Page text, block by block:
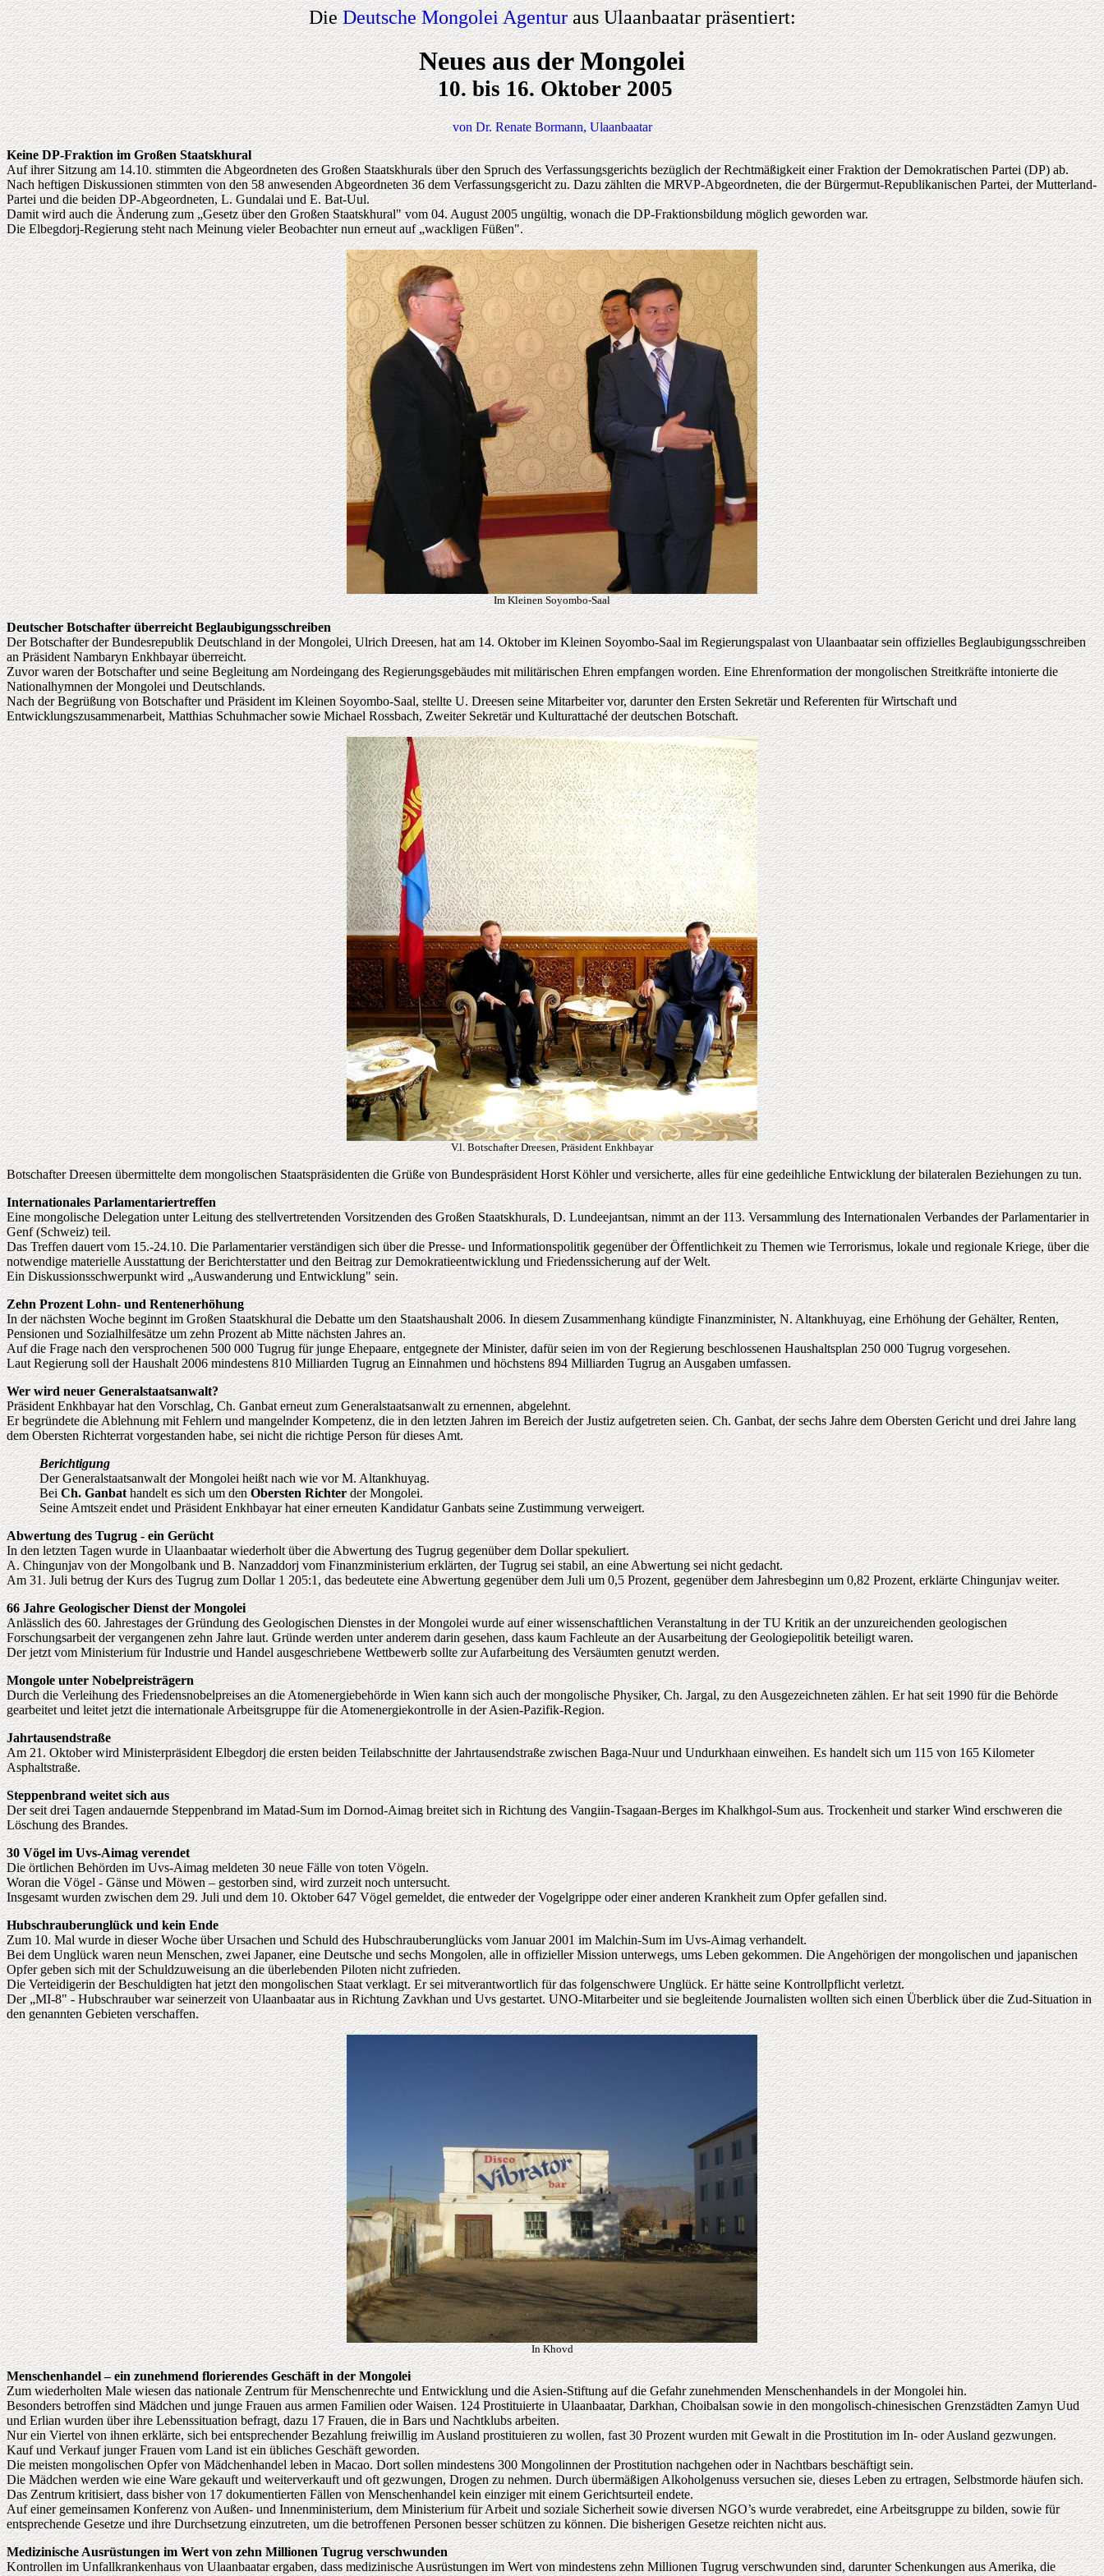
DieDeutsche Mongolei Agenturaus Ulaanbaatar präsentiert:
Neues aus der Mongolei
10. bis 16. Oktober 2005
von Dr. Renate Bormann, Ulaanbaatar
Keine DP-Fraktion im Großen Staatskhural
Auf ihrer Sitzung am 14.10. stimmten die Abgeordneten des Großen Staatskhurals über den Spruch des Verfassungsgerichts bezüglich der Rechtmäßigkeit einer Fraktion der Demokratischen Partei (DP) ab.
Nach heftigen Diskussionen stimmten von den 58 anwesenden Abgeordneten 36 dem Verfassungsgericht zu. Dazu zählten die MRVP-Abgeordneten, die der Bürgermut-Republikanischen Partei, der Mutterland-
Partei und die beiden DP-Abgeordneten, L. Gundalai und E. Bat-Uul.
Damit wird auch die Änderung zum „Gesetz über den Großen Staatskhural" vom 04. August 2005 ungültig, wonach die DP-Fraktionsbildung möglich geworden war.
Die Elbegdorj-Regierung steht nach Meinung vieler Beobachter nun erneut auf „wackligen Füßen".
Im Kleinen Soyombo-Saal
Deutscher Botschafter überreicht Beglaubigungsschreiben
Der Botschafter der Bundesrepublik Deutschland in der Mongolei, Ulrich Dreesen, hat am 14. Oktober im Kleinen Soyombo-Saal im Regierungspalast von Ulaanbaatar sein offizielles Beglaubigungsschreiben
an Präsident Nambaryn Enkhbayar überreicht.
Zuvor waren der Botschafter und seine Begleitung am Nordeingang des Regierungsgebäudes mit militärischen Ehren empfangen worden. Eine Ehrenformation der mongolischen Streitkräfte intonierte die
Nationalhymnen der Mongolei und Deutschlands.
Nach der Begrüßung von Botschafter und Präsident im Kleinen Soyombo-Saal, stellte U. Dreesen seine Mitarbeiter vor, darunter den Ersten Sekretär und Referenten für Wirtschaft und
Entwicklungszusammenarbeit, Matthias Schuhmacher sowie Michael Rossbach, Zweiter Sekretär und Kulturattaché der deutschen Botschaft.
V.l. Botschafter Dreesen, Präsident Enkhbayar
Botschafter Dreesen übermittelte dem mongolischen Staatspräsidenten die Grüße von Bundespräsident Horst Köhler und versicherte, alles für eine gedeihliche Entwicklung der bilateralen Beziehungen zu tun.
Internationales Parlamentariertreffen
Eine mongolische Delegation unter Leitung des stellvertretenden Vorsitzenden des Großen Staatskhurals, D. Lundeejantsan, nimmt an der 113. Versammlung des Internationalen Verbandes der Parlamentarier in
Genf (Schweiz) teil.
Das Treffen dauert vom 15.-24.10. Die Parlamentarier verständigen sich über die Presse- und Informationspolitik gegenüber der Öffentlichkeit zu Themen wie Terrorismus, lokale und regionale Kriege, über die
notwendige materielle Ausstattung der Berichterstatter und den Beitrag zur Demokratieentwicklung und Friedenssicherung auf der Welt.
Ein Diskussionsschwerpunkt wird „Auswanderung und Entwicklung" sein.
Zehn Prozent Lohn- und Rentenerhöhung
In der nächsten Woche beginnt im Großen Staatskhural die Debatte um den Staatshaushalt 2006. In diesem Zusammenhang kündigte Finanzminister, N. Altankhuyag, eine Erhöhung der Gehälter, Renten,
Pensionen und Sozialhilfesätze um zehn Prozent ab Mitte nächsten Jahres an.
Auf die Frage nach den versprochenen 500 000 Tugrug für junge Ehepaare, entgegnete der Minister, dafür seien im von der Regierung beschlossenen Haushaltsplan 250 000 Tugrug vorgesehen.
Laut Regierung soll der Haushalt 2006 mindestens 810 Milliarden Tugrug an Einnahmen und höchstens 894 Milliarden Tugrug an Ausgaben umfassen.
Wer wird neuer Generalstaatsanwalt?
Präsident Enkhbayar hat den Vorschlag, Ch. Ganbat erneut zum Generalstaatsanwalt zu ernennen, abgelehnt.
Er begründete die Ablehnung mit Fehlern und mangelnder Kompetenz, die in den letzten Jahren im Bereich der Justiz aufgetreten seien. Ch. Ganbat, der sechs Jahre dem Obersten Gericht und drei Jahre lang
dem Obersten Richterrat vorgestanden habe, sei nicht die richtige Person für dieses Amt.
Berichtigung
Der Generalstaatsanwalt der Mongolei heißt nach wie vor M. Altankhuyag.
BeiCh. Ganbathandelt es sich um denObersten Richterder Mongolei.
Seine Amtszeit endet und Präsident Enkhbayar hat einer erneuten Kandidatur Ganbats seine Zustimmung verweigert.
Abwertung des Tugrug - ein Gerücht
In den letzten Tagen wurde in Ulaanbaatar wiederholt über die Abwertung des Tugrug gegenüber dem Dollar spekuliert.
A. Chingunjav von der Mongolbank und B. Nanzaddorj vom Finanzministerium erklärten, der Tugrug sei stabil, an eine Abwertung sei nicht gedacht.
Am 31. Juli betrug der Kurs des Tugrug zum Dollar 1 205:1, das bedeutete eine Abwertung gegenüber dem Juli um 0,5 Prozent, gegenüber dem Jahresbeginn um 0,82 Prozent, erklärte Chingunjav weiter.
66 Jahre Geologischer Dienst der Mongolei
Anlässlich des 60. Jahrestages der Gründung des Geologischen Dienstes in der Mongolei wurde auf einer wissenschaftlichen Veranstaltung in der TU Kritik an der unzureichenden geologischen
Forschungsarbeit der vergangenen zehn Jahre laut. Gründe werden unter anderem darin gesehen, dass kaum Fachleute an der Ausarbeitung der Geologiepolitik beteiligt waren.
Der jetzt vom Ministerium für Industrie und Handel ausgeschriebene Wettbewerb sollte zur Aufarbeitung des Versäumten genutzt werden.
Mongole unter Nobelpreisträgern
Durch die Verleihung des Friedensnobelpreises an die Atomenergiebehörde in Wien kann sich auch der mongolische Physiker, Ch. Jargal, zu den Ausgezeichneten zählen. Er hat seit 1990 für die Behörde
gearbeitet und leitet jetzt die internationale Arbeitsgruppe für die Atomenergiekontrolle in der Asien-Pazifik-Region.
Jahrtausendstraße
Am 21. Oktober wird Ministerpräsident Elbegdorj die ersten beiden Teilabschnitte der Jahrtausendstraße zwischen Baga-Nuur und Undurkhaan einweihen. Es handelt sich um 115 von 165 Kilometer
Asphaltstraße.
Steppenbrand weitet sich aus
Der seit drei Tagen andauernde Steppenbrand im Matad-Sum im Dornod-Aimag breitet sich in Richtung des Vangiin-Tsagaan-Berges im Khalkhgol-Sum aus. Trockenheit und starker Wind erschweren die
Löschung des Brandes.
30 Vögel im Uvs-Aimag verendet
Die örtlichen Behörden im Uvs-Aimag meldeten 30 neue Fälle von toten Vögeln.
Woran die Vögel - Gänse und Möwen – gestorben sind, wird zurzeit noch untersucht.
Insgesamt wurden zwischen dem 29. Juli und dem 10. Oktober 647 Vögel gemeldet, die entweder der Vogelgrippe oder einer anderen Krankheit zum Opfer gefallen sind.
Hubschrauberunglück und kein Ende
Zum 10. Mal wurde in dieser Woche über Ursachen und Schuld des Hubschrauberunglücks vom Januar 2001 im Malchin-Sum im Uvs-Aimag verhandelt.
Bei dem Unglück waren neun Menschen, zwei Japaner, eine Deutsche und sechs Mongolen, alle in offizieller Mission unterwegs, ums Leben gekommen. Die Angehörigen der mongolischen und japanischen
Opfer geben sich mit der Schuldzuweisung an die überlebenden Piloten nicht zufrieden.
Die Verteidigerin der Beschuldigten hat jetzt den mongolischen Staat verklagt. Er sei mitverantwortlich für das folgenschwere Unglück. Er hätte seine Kontrollpflicht verletzt.
Der „MI-8" - Hubschrauber war seinerzeit von Ulaanbaatar aus in Richtung Zavkhan und Uvs gestartet. UNO-Mitarbeiter und sie begleitende Journalisten wollten sich einen Überblick über die Zud-Situation in
den genannten Gebieten verschaffen.
In Khovd
Menschenhandel – ein zunehmend florierendes Geschäft in der Mongolei
Zum wiederholten Male wiesen das nationale Zentrum für Menschenrechte und Entwicklung und die Asien-Stiftung auf die Gefahr zunehmenden Menschenhandels in der Mongolei hin.
Besonders betroffen sind Mädchen und junge Frauen aus armen Familien oder Waisen. 124 Prostituierte in Ulaanbaatar, Darkhan, Choibalsan sowie in den mongolisch-chinesischen Grenzstädten Zamyn Uud
und Erlian wurden über ihre Lebenssituation befragt, dazu 17 Frauen, die in Bars und Nachtklubs arbeiten.
Nur ein Viertel von ihnen erklärte, sich bei entsprechender Bezahlung freiwillig im Ausland prostituieren zu wollen, fast 30 Prozent wurden mit Gewalt in die Prostitution im In- oder Ausland gezwungen.
Kauf und Verkauf junger Frauen vom Land ist ein übliches Geschäft geworden.
Die meisten mongolischen Opfer von Mädchenhandel leben in Macao. Dort sollen mindestens 300 Mongolinnen der Prostitution nachgehen oder in Nachtbars beschäftigt sein.
Die Mädchen werden wie eine Ware gekauft und weiterverkauft und oft gezwungen, Drogen zu nehmen. Durch übermäßigen Alkoholgenuss versuchen sie, dieses Leben zu ertragen, Selbstmorde häufen sich.
Das Zentrum kritisiert, dass bisher von 17 dokumentierten Fällen von Menschenhandel kein einziger mit einem Gerichtsurteil endete.
Auf einer gemeinsamen Konferenz von Außen- und Innenministerium, dem Ministerium für Arbeit und soziale Sicherheit sowie diversen NGO’s wurde verabredet, eine Arbeitsgruppe zu bilden, sowie für
entsprechende Gesetze und ihre Durchsetzung einzutreten, um die betroffenen Personen besser schützen zu können. Die bisherigen Gesetze reichten nicht aus.
Medizinische Ausrüstungen im Wert von zehn Millionen Tugrug verschwunden
Kontrollen im Unfallkrankenhaus von Ulaanbaatar ergaben, dass medizinische Ausrüstungen im Wert von mindestens zehn Millionen Tugrug verschwunden sind, darunter Schenkungen aus Amerika, die